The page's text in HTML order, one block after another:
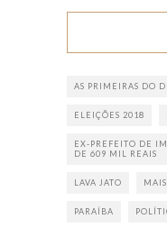
AS PRIMEIRAS DO
ELEIÇÕES 2018
EX-PREFEITO DE
DE 609 MIL REAIS
LAVA JATO
PARAÍBA